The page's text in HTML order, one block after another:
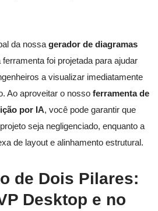
da nossa gerador de diagramas
foi projetada para ajudar
a visualizar imediatamente
Ao aproveitar o nosso ferramenta de
por IA, você pode garantir que
seja negligenciado, enquanto a
de layout e alinhamento estrutural.
de Dois Pilares:
Desktop e no